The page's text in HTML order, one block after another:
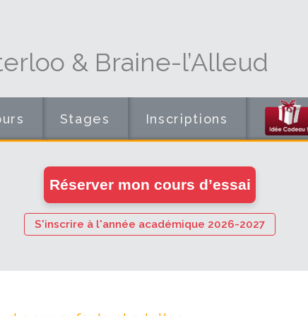
& Braine-l’Alleud
Stages Inscriptions
Réserver mon cours d’essai
S'inscrire à l'année académique 2026-2027